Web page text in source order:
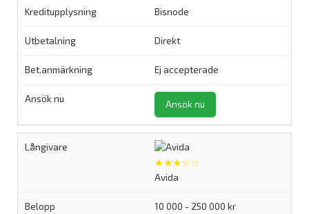
Bisnode
Direkt
Ej accepterade
Ansök nu
★★★☆☆
Avida
10 000 - 250 000 kr